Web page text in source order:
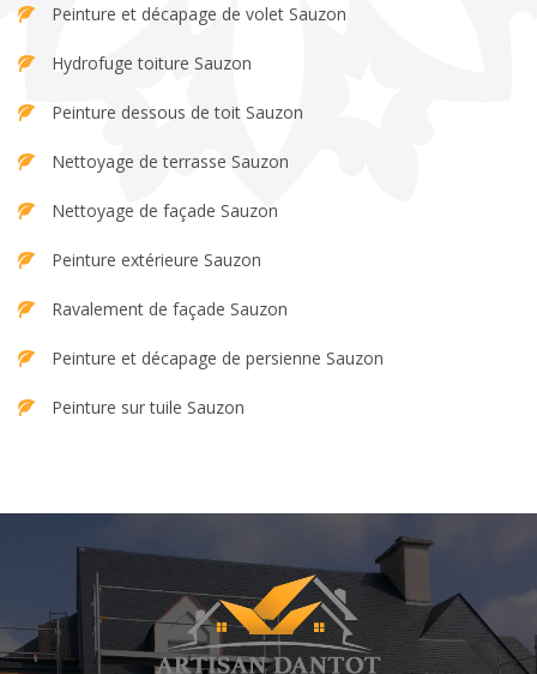
Peinture et décapage de volet Sauzon
Hydrofuge toiture Sauzon
Peinture dessous de toit Sauzon
Nettoyage de terrasse Sauzon
Nettoyage de façade Sauzon
Peinture extérieure Sauzon
Ravalement de façade Sauzon
Peinture et décapage de persienne Sauzon
Peinture sur tuile Sauzon